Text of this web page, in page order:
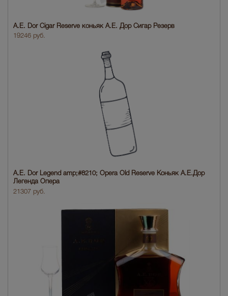
A.E. Dor Cigar Reserve коньяк А.Е. Дор Сигар Резерв
19246 руб.
A.E. Dor Legend amp;#8210; Opera Old Reserve Коньяк A.E.Дор
Легенда Опера
21307 руб.